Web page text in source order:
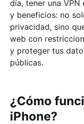
día, tener una VPN
y beneficios: no
privacidad, sino
web con
y proteger tus
públicas.
¿Cómo
iPhone?